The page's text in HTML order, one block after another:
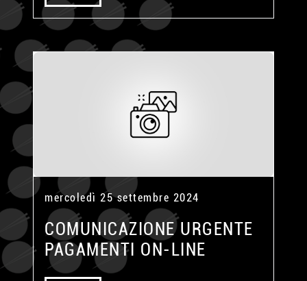
mercoledì 25 settembre 2024
COMUNICAZIONE URGENTE
PAGAMENTI ON-LINE